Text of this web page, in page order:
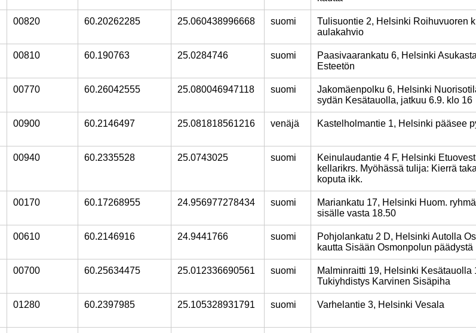
00820 60.20262285 25.060438996668 suomi
Tulisuontie 2, Helsinki Roihuvuoren
aulakahvio
00810 60.190763 25.0284746 suomi
Paasivaarankatu 6, Helsinki
Esteetön
00770 60.26042555 25.080046947118 suomi
Jakomäenpolku 6, Helsinki
sydän Kesätauolla, jatkuu 6.9. klo 16
00900 60.2146497 25.081818561216 venäjä Kastelholmantie 1, Helsinki pääsee
00940 60.2335528 25.0743025 suomi
Keinulaudantie 4 F, Helsinki
kellarikrs. Myöhässä tulija: Kierrä
koputa ikk.
00170 60.17268955 24.956977278434 suomi
Mariankatu 17, Helsinki Huom.
sisälle vasta 18.50
00610 60.2146916 24.9441766 suomi
Pohjolankatu 2 D, Helsinki Autolla
kautta Sisään Osmonpolun päädystä
00700 60.25634475 25.012336690561 suomi
Malminraitti 19, Helsinki Kesätauolla
Tukiyhdistys Karvinen Sisäpiha
01280 60.2397985 25.105328931791 suomi Varhelantie 3, Helsinki Vesala